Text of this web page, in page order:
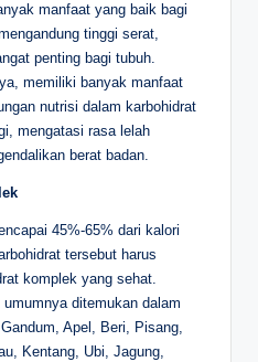
manfaat yang baik bagi
tinggi serat,
penting bagi tubuh.
memiliki banyak manfaat
nutrisi dalam karbohidrat
mengatasi rasa lelah
berat badan.
45%-65% dari kalori
tersebut harus
komplek yang sehat.
ditemukan dalam
Apel, Beri, Pisang,
Kentang, Ubi, Jagung,